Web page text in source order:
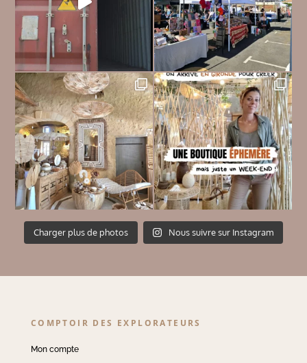
Charger plus de photos Nous suivre sur Instagram
COMPTOIR DES EXPLORATEURS
Mon compte